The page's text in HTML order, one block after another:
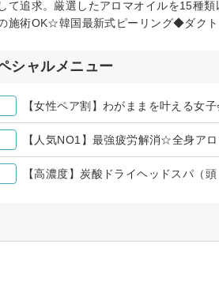
て追求。厳選したアロマオイルを15種
施術OK☆韓国最新式ピーリング◆ダク
シャルメニュー
【女性ペア割】わがままを叶える女
【人気NO1】最強疲労解消☆全身ア
【高濃度】炭酸ドライヘッドスパ（